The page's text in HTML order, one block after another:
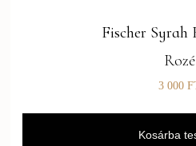
Fischer Syrah
Rozé
3 000
Kosárba